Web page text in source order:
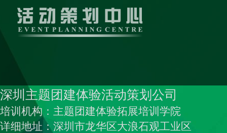
深圳主题团建体验活动策划公司
培训机构：主题团建体验拓展培训学院
详细地址：深圳市龙华区大浪石观工业区